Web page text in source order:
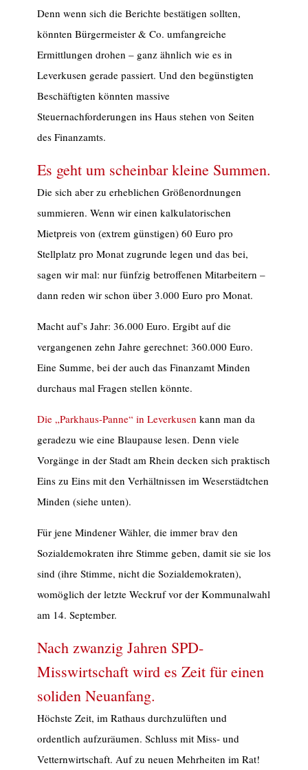
Denn wenn sich die Berichte bestätigen sollten,
könnten Bürgermeister & Co. umfangreiche
Ermittlungen drohen – ganz ähnlich wie es in
Leverkusen gerade passiert. Und den begünstigten
Beschäftigten könnten massive
Steuernachforderungen ins Haus stehen von Seiten
des Finanzamts.
Es geht um scheinbar kleine Summen.
Die sich aber zu erheblichen Größenordnungen
summieren. Wenn wir einen kalkulatorischen
Mietpreis von (extrem günstigen) 60 Euro pro
Stellplatz pro Monat zugrunde legen und das bei,
sagen wir mal: nur fünfzig betroffenen Mitarbeitern –
dann reden wir schon über 3.000 Euro pro Monat.
Macht auf’s Jahr: 36.000 Euro. Ergibt auf die
vergangenen zehn Jahre gerechnet: 360.000 Euro.
Eine Summe, bei der auch das Finanzamt Minden
durchaus mal Fragen stellen könnte.
Die „Parkhaus-Panne“ in Leverkusen kann man da
geradezu wie eine Blaupause lesen. Denn viele
Vorgänge in der Stadt am Rhein decken sich praktisch
Eins zu Eins mit den Verhältnissen im Weserstädtchen
Minden (siehe unten).
Für jene Mindener Wähler, die immer brav den
Sozialdemokraten ihre Stimme geben, damit sie sie los
sind (ihre Stimme, nicht die Sozialdemokraten),
womöglich der letzte Weckruf vor der Kommunalwahl
am 14. September.
Nach zwanzig Jahren SPD-
Misswirtschaft wird es Zeit für einen
soliden Neuanfang.
Höchste Zeit, im Rathaus durchzulüften und
ordentlich aufzuräumen. Schluss mit Miss- und
Vetternwirtschaft. Auf zu neuen Mehrheiten im Rat!